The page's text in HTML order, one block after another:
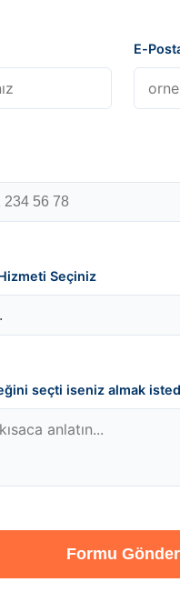
E-
Seçiniz
seçti iseniz almak
Formu Gönder